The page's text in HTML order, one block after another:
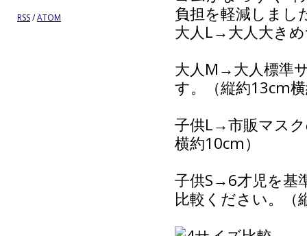
負担を軽減しまし
大人L→大人大き
大人M→大人標準
す。（縦約13cm
子供L→市販マス
横約10cm）
子供S→6才児を基
比較ください。（
RSS/ATOM